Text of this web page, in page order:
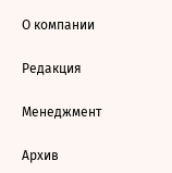
О компании
Редакция
Менеджмент
Архив